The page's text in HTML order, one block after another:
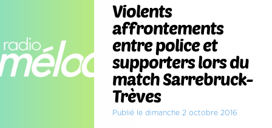
Violents
affrontements
entre police et
supporters lors du
match Sarrebruck-
Trèves
Publié le dimanche 2 octobre 2016